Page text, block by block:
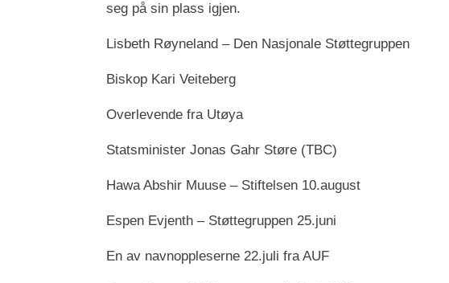
seg på sin plass igjen.
Lisbeth Røyneland – Den Nasjonale Støttegruppen
Biskop Kari Veiteberg
Overlevende fra Utøya
Statsminister Jonas Gahr Støre (TBC)
Hawa Abshir Muuse – Stiftelsen 10.august
Espen Evjenth – Støttegruppen 25.juni
En av navnoppleserne 22.juli fra AUF